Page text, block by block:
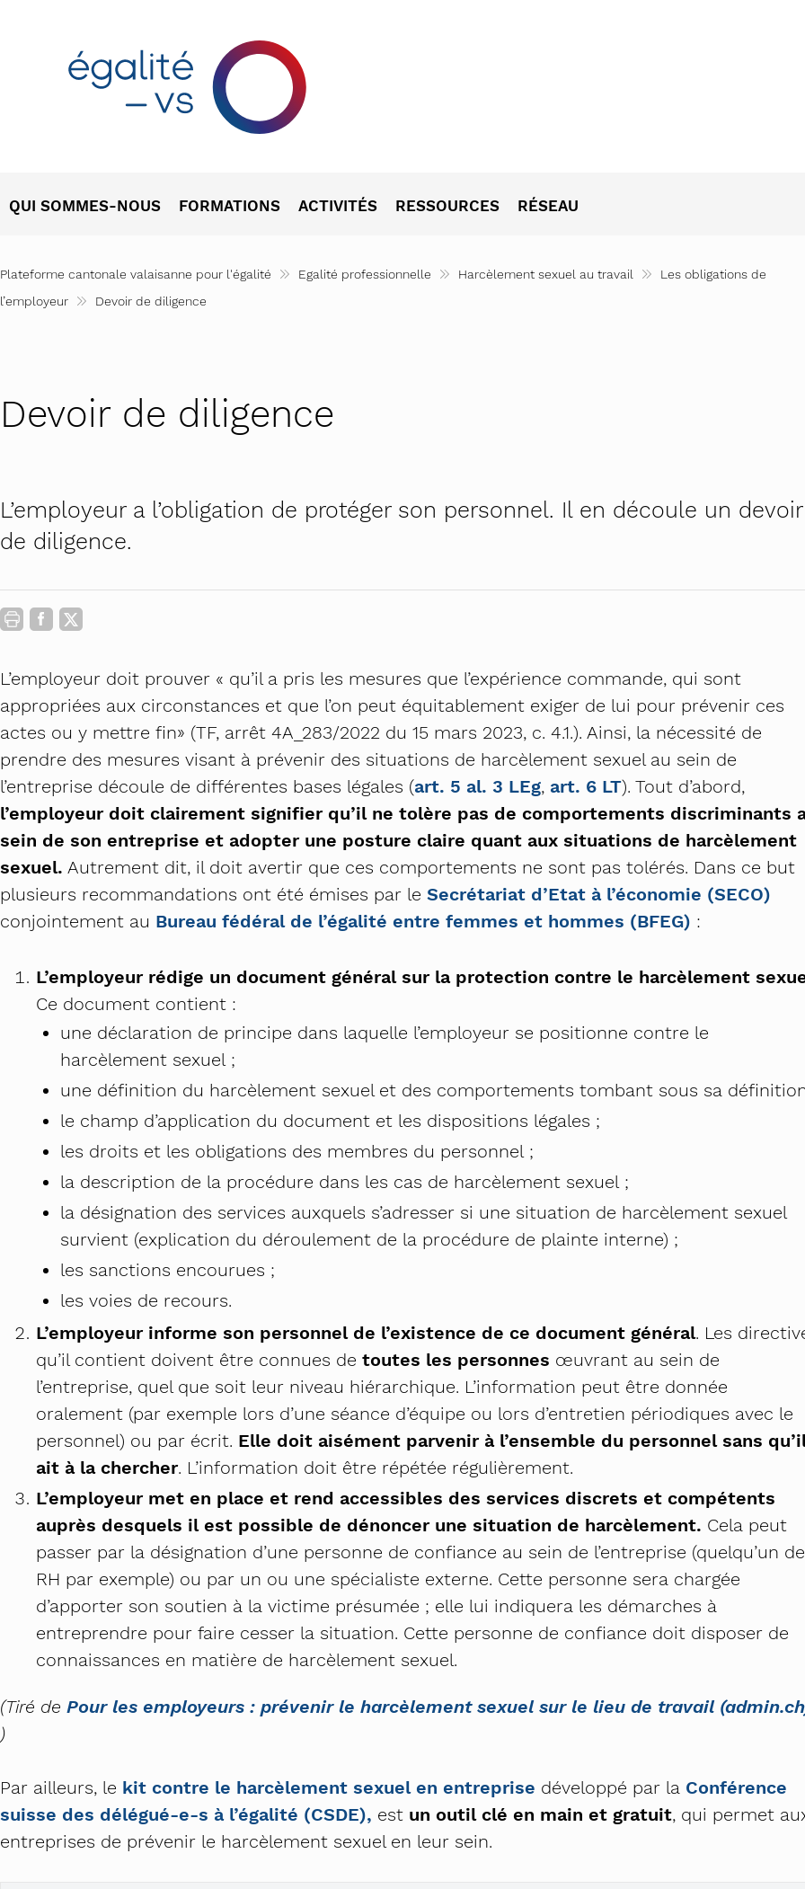
QUI SOMMES-NOUS
Le Conseil de l’égalité et de la famille
Contact
FORMATIONS
En avant toutes! (anciennement Yes you can!)
Carrière au féminin
STOP au harcèlement de rue !
ACTIVITÉS
Stratégie cantonale LGBTIQ horizon 2035
Lourdingue.ch – première campagne cantonale contre le
Futur en tous genres
RESSOURCES
Femmes en politique
RÉSEAU
Frauennetzwerk
Plateforme cantonale valaisanne pour l'égalité Egalité professionnelle Harcèlement sexuel au travail
Les obligations de
l’employeur
Devoir de diligence
Devoir de diligence
L’employeur a l’obligation de protéger son personnel. Il en découle un devoir
de diligence.
L’employeur doit prouver « qu’il a pris les mesures que l’expérience commande, qui sont
appropriées aux circonstances et que l’on peut équitablement exiger de lui pour prévenir ces
actes ou y mettre fin» (TF, arrêt 4A_283/2022 du 15 mars 2023, c. 4.1.). Ainsi, la nécessité de
prendre des mesures visant à prévenir des situations de harcèlement sexuel au sein de
l’entreprise découle de différentes bases légales (art. 5 al. 3 LEg, art. 6 LT). Tout d’abord,
l’employeur doit clairement signifier qu’il ne tolère pas de comportements discriminants
sein de son entreprise et adopter une posture claire quant aux situations de harcèlement
sexuel. Autrement dit, il doit avertir que ces comportements ne sont pas tolérés. Dans ce but
plusieurs recommandations ont été émises par le Secrétariat d’Etat à l’économie (SECO)
conjointement au Bureau fédéral de l’égalité entre femmes et hommes (BFEG) :
L’employeur rédige un document général sur la protection contre le harcèlement
Ce document contient :
une déclaration de principe dans laquelle l’employeur se positionne contre le
harcèlement sexuel ;
une définition du harcèlement sexuel et des comportements tombant sous sa
le champ d’application du document et les dispositions légales ;
les droits et les obligations des membres du personnel ;
la description de la procédure dans les cas de harcèlement sexuel ;
la désignation des services auxquels s’adresser si une situation de harcèlement sexuel
survient (explication du déroulement de la procédure de plainte interne) ;
les sanctions encourues ;
les voies de recours.
L’employeur informe son personnel de l’existence de ce document général. Les
qu’il contient doivent être connues de toutes les personnes œuvrant au sein de
l’entreprise, quel que soit leur niveau hiérarchique. L’information peut être donnée
oralement (par exemple lors d’une séance d’équipe ou lors d’entretien périodiques avec le
personnel) ou par écrit. Elle doit aisément parvenir à l’ensemble du personnel sans
ait à la chercher. L’information doit être répétée régulièrement.
L’employeur met en place et rend accessibles des services discrets et compétents
auprès desquels il est possible de dénoncer une situation de harcèlement. Cela peut
passer par la désignation d’une personne de confiance au sein de l’entreprise (quelqu’un
RH par exemple) ou par un ou une spécialiste externe. Cette personne sera chargée
d’apporter son soutien à la victime présumée ; elle lui indiquera les démarches à
entreprendre pour faire cesser la situation. Cette personne de confiance doit disposer de
connaissances en matière de harcèlement sexuel.
(Tiré de Pour les employeurs : prévenir le harcèlement sexuel sur le lieu de travail
)
Par ailleurs, le kit contre le harcèlement sexuel en entreprise développé par la Conférence
suisse des délégué-e-s à l’égalité (CSDE), est un outil clé en main et gratuit, qui permet
entreprises de prévenir le harcèlement sexuel en leur sein.